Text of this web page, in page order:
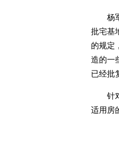
杨军
批宅基
的规定
造的一
已经批
针对
适用房